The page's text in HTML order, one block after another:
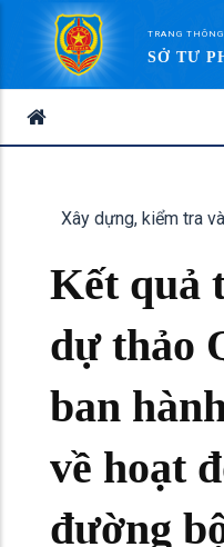
TRANG
SỞ TƯ
Xây dựng, kiểm tra
Kết quả
dự thảo
ban
về hoạt
đường